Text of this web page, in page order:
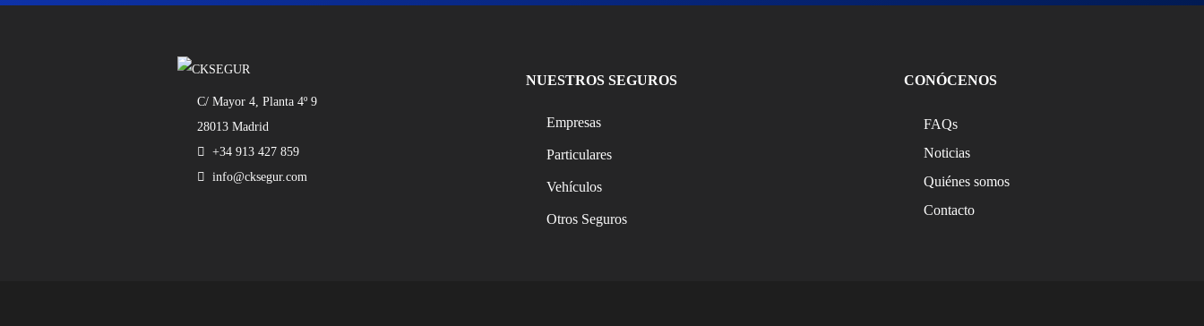
C/ Mayor 4, Planta 4º 9
28013 Madrid
+34 913 427 859
info@cksegur.com
NUESTROS SEGUROS
Empresas
Particulares
Vehículos
Otros Seguros
CONÓCENOS
FAQs
Noticias
Quiénes somos
Contacto